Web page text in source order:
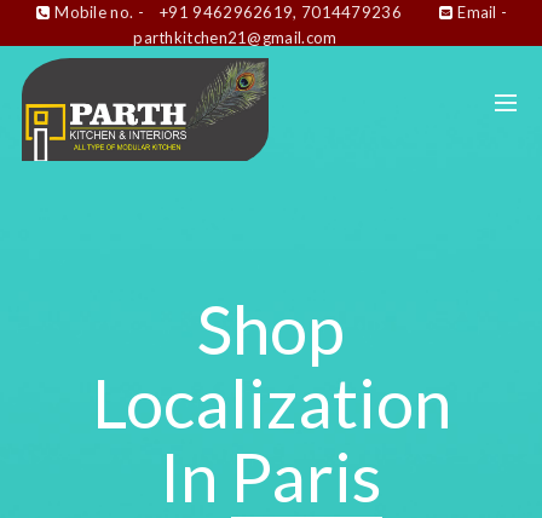
Mobile no. - +91 9462962619, 7014479236
Email -
parthkitchen21@gmail.com
Shop
Localization
In Paris